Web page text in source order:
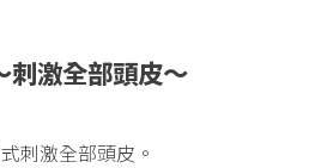
激全部頭皮〜
刺激全部頭皮。